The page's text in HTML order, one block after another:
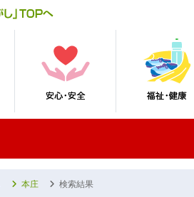
本庄 検索結果